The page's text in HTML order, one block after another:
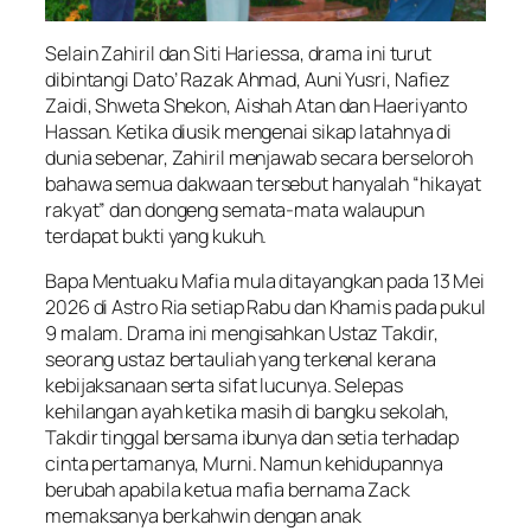
Selain Zahiril dan Siti Hariessa, drama ini turut
dibintangi Dato’ Razak Ahmad, Auni Yusri, Nafiez
Zaidi, Shweta Shekon, Aishah Atan dan Haeriyanto
Hassan. Ketika diusik mengenai sikap latahnya di
dunia sebenar, Zahiril menjawab secara berseloroh
bahawa semua dakwaan tersebut hanyalah “hikayat
rakyat” dan dongeng semata-mata walaupun
terdapat bukti yang kukuh.
Bapa Mentuaku Mafia mula ditayangkan pada 13 Mei
2026 di Astro Ria setiap Rabu dan Khamis pada pukul
9 malam. Drama ini mengisahkan Ustaz Takdir,
seorang ustaz bertauliah yang terkenal kerana
kebijaksanaan serta sifat lucunya. Selepas
kehilangan ayah ketika masih di bangku sekolah,
Takdir tinggal bersama ibunya dan setia terhadap
cinta pertamanya, Murni. Namun kehidupannya
berubah apabila ketua mafia bernama Zack
memaksanya berkahwin dengan anak